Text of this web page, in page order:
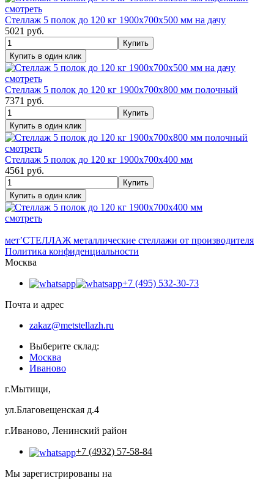
смотреть
Стеллаж 5 полок до 120 кг 1900х700х500 мм на дачу
5021 руб.
смотреть
Стеллаж 5 полок до 120 кг 1900х700х800 мм полочный
7371 руб.
смотреть
Стеллаж 5 полок до 120 кг 1900х700х400 мм
4561 руб.
смотреть
мет’СТЕЛЛАЖ металлические стеллажи от производителя
Политика конфиденциальности
Москва
+7 (495) 532-30-73
Почта и адрес
zakaz@metstellazh.ru
Выберите склад:
Москва
Иваново
г.Мытищи,
ул.Благовещенская д.4
г.Иваново, Ленинский район
+7 (4932) 57-58-84
Мы зарегистрированы на